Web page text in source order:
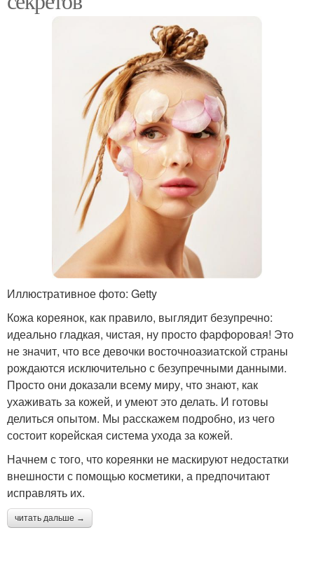
Иллюстративное фото: Getty
Кожа кореянок, как правило, выглядит безупречно:
идеально гладкая, чистая, ну просто фарфоровая! Это
не значит, что все девочки восточноазиатской страны
рождаются исключительно с безупречными данными.
Просто они доказали всему миру, что знают, как
ухаживать за кожей, и умеют это делать. И готовы
делиться опытом. Мы расскажем подробно, из чего
состоит корейская система ухода за кожей.
Начнем с того, что кореянки не маскируют недостатки
внешности с помощью косметики, а предпочитают
исправлять их.
читать дальше →